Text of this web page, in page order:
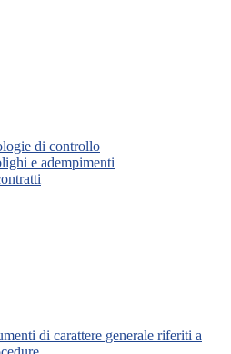
di controllo
e adempimenti
di carattere generale riferiti a